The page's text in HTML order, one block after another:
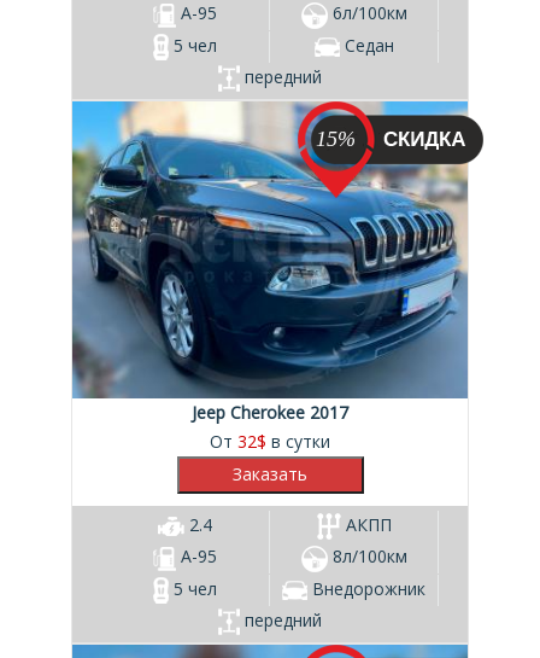
А-95
6л/100км
5 чел
Седан
передний
15%
Jeep Cherokee 2017
От 32$ в сутки
2.4
АКПП
А-95
8л/100км
5 чел
Внедорожник
передний